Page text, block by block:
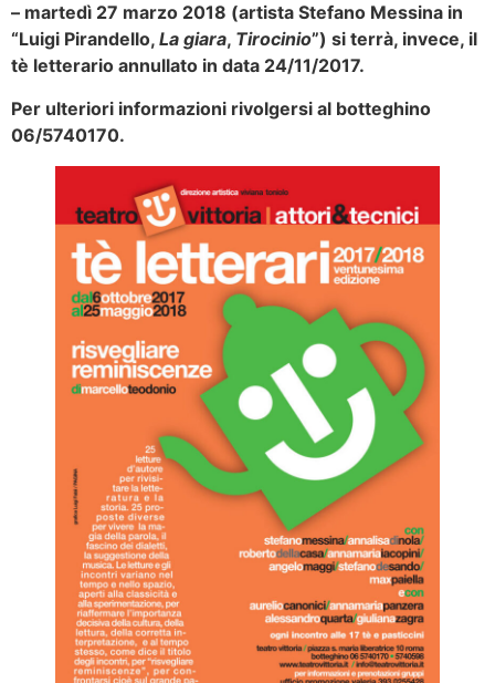
– martedì 27 marzo 2018 (artista Stefano Messina in
“Luigi Pirandello, La giara, Tirocinio”) si terrà, invece, il
tè letterario annullato in data 24/11/2017.
Per ulteriori informazioni rivolgersi al botteghino
06/5740170.